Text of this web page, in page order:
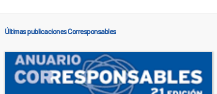
Últimas publicaciones Corresponsables